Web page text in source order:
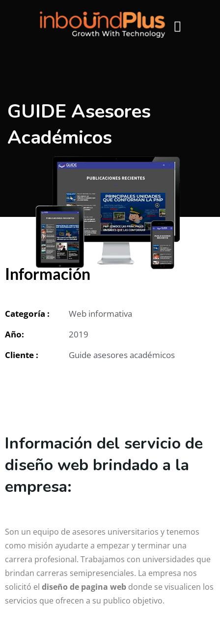
GUIDE Asesores
Académicos
Información
Categoría :
Web informativa
Año:
2019
Cliente :
Guide asesores académicos
Información del servicio de
diseño web brindado a la
empresa:
Son un equipo de asesores universitarios y tenemos
como misión ayudarte a empezar y terminar una
carrera profesional. Trabajamos con universidades que
brindan carreras semipresenciales. La empresa nos
solicitó el diseño de pagina web donde se visualicen los
servicios que ofrecen a su publico objetivo.